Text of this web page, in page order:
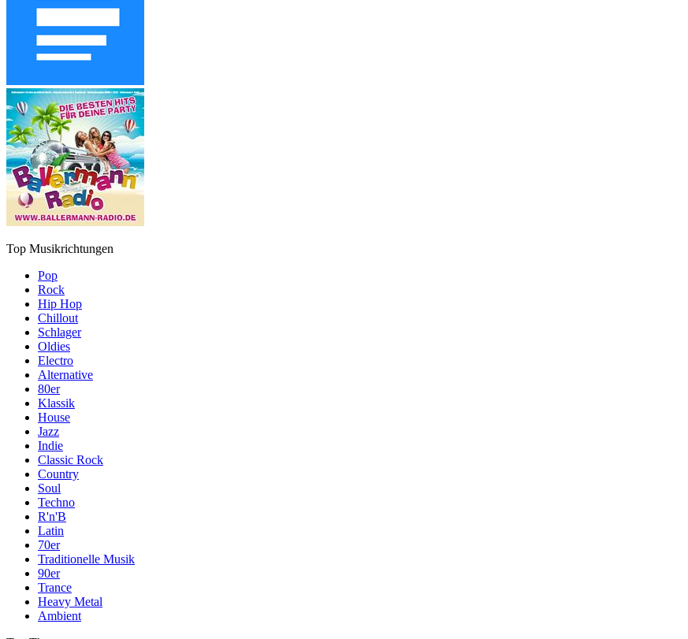
Top Musikrichtungen
Pop
Rock
Hip Hop
Chillout
Schlager
Oldies
Electro
Alternative
80er
Klassik
House
Jazz
Indie
Classic Rock
Country
Soul
Techno
R'n'B
Latin
70er
Traditionelle Musik
90er
Trance
Heavy Metal
Ambient